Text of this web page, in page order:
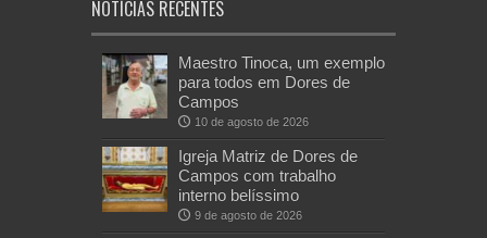
NOTÍCIAS RECENTES
Maestro Tinoca, um exemplo
para todos em Dores de
Campos
10 de agosto de 2026
Igreja Matriz de Dores de
Campos com trabalho
interno belíssimo
9 de agosto de 2026